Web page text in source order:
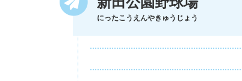
にったこうえんやきゅうじょう